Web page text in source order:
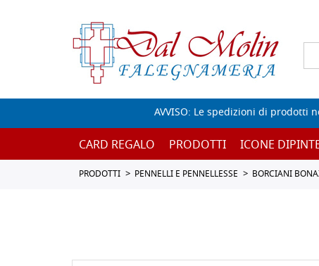
AVVISO: Le spedizioni di
CARD REGALO PRODOTTI ICONE
PRODOTTI PENNELLI E PENNELLESSE BORCIANI